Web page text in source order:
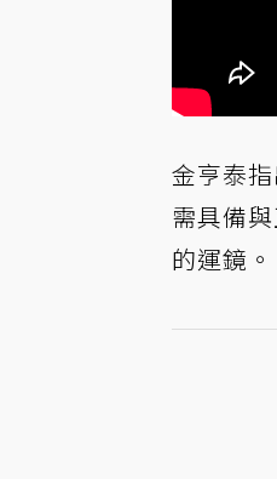
金亨泰
需具備
的運鏡。